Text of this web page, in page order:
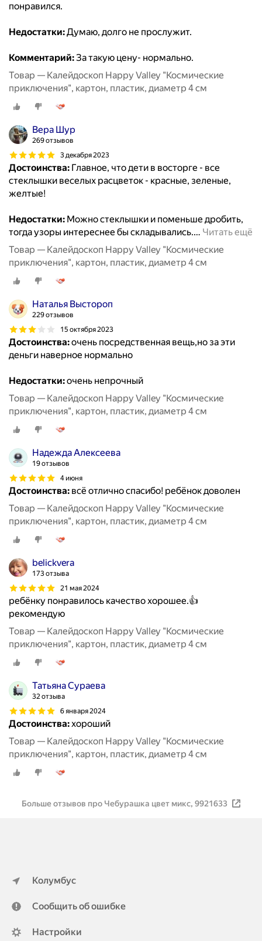
понравился.
Недостатки:Думаю, долго не прослужит.
Комментарий:За такую цену- нормально.
Товар — Калейдоскоп Happy Valley "Космические
приключения", картон, пластик, диаметр 4 см
Вера Шур
269 отзывов
3 декабря 2023
Достоинства: Главное, что дети в восторге - все
стеклышки веселых расцветок - красные, зеленые,
желтые!
Недостатки: Можно стеклышки и поменьше дробить,
тогда узоры интереснее бы складывались.… Читать ещё
Товар — Калейдоскоп Happy Valley "Космические
приключения", картон, пластик, диаметр 4 см
Наталья Выстороп
229 отзывов
15 октября 2023
Достоинства:очень посредственная вещь,но за эти
деньги наверное нормально
Недостатки:очень непрочный
Товар — Калейдоскоп Happy Valley "Космические
приключения", картон, пластик, диаметр 4 см
Надежда Алексеева
19 отзывов
4 июня
Достоинства: всё отлично спасибо! ребёнок доволен
Товар — Калейдоскоп Happy Valley "Космические
приключения", картон, пластик, диаметр 4 см
belickvera
173 отзыва
21 мая 2024
ребёнку понравилось качество хорошее.👍
рекомендую
Товар — Калейдоскоп Happy Valley "Космические
приключения", картон, пластик, диаметр 4 см
Татьяна Сураева
32 отзыва
6 января 2024
Достоинства:хороший
Товар — Калейдоскоп Happy Valley "Космические
приключения", картон, пластик, диаметр 4 см
Больше отзывов про Чебурашка цвет микс, 9921633
Колумбус
Сообщить об ошибке
Настройки